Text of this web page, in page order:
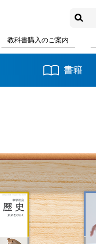
教科書購入のご案内
音楽
書籍